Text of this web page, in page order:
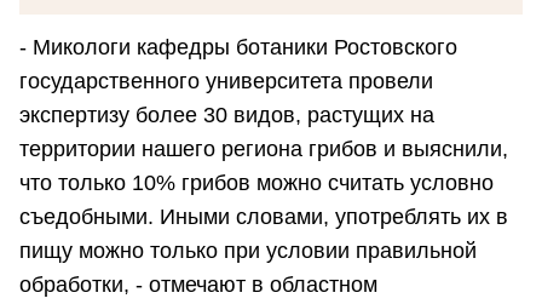
- Микологи кафедры ботаники Ростовского
государственного университета провели
экспертизу более 30 видов, растущих на
территории нашего региона грибов и выяснили,
что только 10% грибов можно считать условно
съедобными. Иными словами, употреблять их в
пищу можно только при условии правильной
обработки, - отмечают в областном